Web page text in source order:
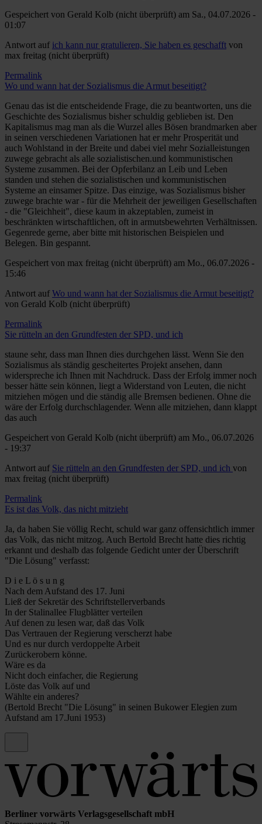
Gespeichert von Gerald Kolb (nicht überprüft) am Sa., 04.07.2026 -
01:07
Antwort auf ich kann nur gratulieren, Sie haben es geschafft von
max freitag (nicht überprüft)
Permalink
Wo und wann hat der Sozialismus die Armut beseitigt?
Genau das ist die entscheidende Frage, die zu beantworten, uns die
Geschichte des Sozialismus bisher schuldig geblieben ist. Den
Kapitalismus mag man als die Wurzel alles Bösen brandmarken aber
in seinen verschiedenen Variationen hat er mehr Prosperität und
auch Wohlstand in der Breite und dabei viel mehr Sozialleistungen
zuwege gebracht als alle sozialistischen.und kommunistischen
Systeme zusammen. Bei der Opferbilanz an Leib und Leben
standen und stehen die sozialistischen und kommunistischen
Systeme an einsamer Spitze. Das einzige, was Sozialismus bisher
zuwege brachte war - für die Mehrheit der jeweiligen Gesellschaften
- die "Gleichheit", diese kaum in akzeptablen, zumeist in
beschränkten wirtschaftlichen, oft in armutsbewehrten Verhältnissen.
Gegenrede gerne, aber bitte mit historischen Beispielen und
Belegen. Bin gespannt.
Gespeichert von max freitag (nicht überprüft) am Mo., 06.07.2026 -
15:46
Antwort auf Wo und wann hat der Sozialismus die Armut beseitigt?
von Gerald Kolb (nicht überprüft)
Permalink
Sie rütteln an den Grundfesten der SPD, und ich
staune sehr, dass man Ihnen dies durchgehen lässt. Wenn Sie den
Sozialismus als ständig gescheitertes Projekt ansehen, dann
widerspreche ich Ihnen mit Nachdruck. Dass der Erfolg immer noch
besser hätte sein können, liegt a Widerstand von Leuten, die nicht
mitziehen mögen und die ständig alle Bremsen bedienen. Ohne die
wäre der Erfolg durchschlagender. Wenn alle mitziehen, dann klappt
das auch
Gespeichert von Gerald Kolb (nicht überprüft) am Mo., 06.07.2026
- 19:37
Antwort auf Sie rütteln an den Grundfesten der SPD, und ich von
max freitag (nicht überprüft)
Permalink
Es ist das Volk, das nicht mitzieht
Ja, da haben Sie völlig Recht, schuld war ganz offensichtlich immer
das Volk, das nicht mitzog. Auch Bertold Brecht hatte dies richtig
erkannt und deshalb das folgende Gedicht unter der Überschrift
"Die Lösung" verfasst:
D i e L ö s u n g
Nach dem Aufstand des 17. Juni
Ließ der Sekretär des Schriftstellerverbands
In der Stalinallee Flugblätter verteilen
Auf denen zu lesen war, daß das Volk
Das Vertrauen der Regierung verscherzt habe
Und es nur durch verdoppelte Arbeit
Zurückerobern könne.
Wäre es da
Nicht doch einfacher, die Regierung
Löste das Volk auf und
Wählte ein anderes?
(Bertold Brecht "Die Lösung" in seinen Bukower Elegien zum
Aufstand am 17.Juni 1953)
Berliner vorwärts Verlagsgesellschaft mbH